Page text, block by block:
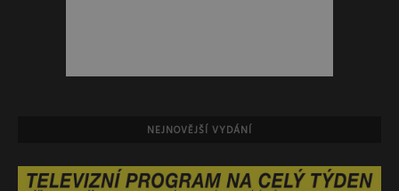
NEJNOVĚJŠÍ VYDÁNÍ